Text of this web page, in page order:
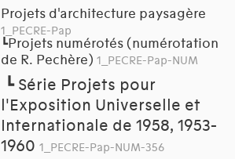
Projets d'architecture paysagère
1_PECRE-Pap
┗Projets numérotés (numérotation
de R. Pechère) 1_PECRE-Pap-NUM
┗ Série Projets pour
l'Exposition Universelle et
Internationale de 1958, 1953-
1960 1_PECRE-Pap-NUM-356